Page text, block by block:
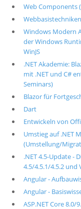
Web Components
Windows Modern
der Windows
WinJS
.NET Akademie:
mit .NET und C#
Seminars)
Blazor für
Dart
Entwickeln von
Umstieg auf .NET
(Umstellung/
.NET 4.5-Update -
4.5/4.5.1/4.5.2 und
Angular -
Angular -
ASP.NET Core